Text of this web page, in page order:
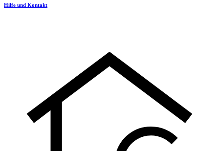
Hilfe und Kontakt